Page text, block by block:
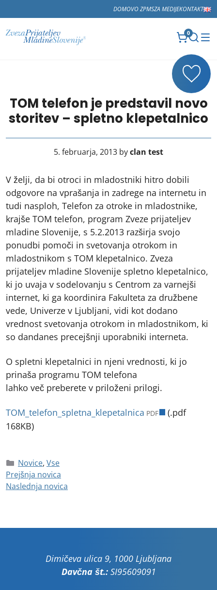
DOMOVO ZPMSZA MEDIJEKONTAKT
0
TOM telefon je predstavil novo
storitev – spletno klepetalnico
5. februarja, 2013 byclan test
V želji, da bi otroci in mladostniki hitro dobili
odgovore na vprašanja in zadrege na internetu in
tudi nasploh, Telefon za otroke in mladostnike,
krajše TOM telefon, program Zveze prijateljev
mladine Slovenije, s 5.2.2013 razširja svojo
ponudbi pomoči in svetovanja otrokom in
mladostnikom s TOM klepetalnico. Zveza
prijateljev mladine Slovenije spletno klepetalnico,
ki jo uvaja v sodelovanju s Centrom za varnejši
internet, ki ga koordinira Fakulteta za družbene
vede, Univerze v Ljubljani, vidi kot dodano
vrednost svetovanja otrokom in mladostnikom, ki
so dandanes precejšnji uporabniki interneta.
O spletni klepetalnici in njeni vrednosti, ki jo
prinaša programu TOM telefona
lahko več preberete v priloženi prilogi.
TOM_telefon_spletna_klepetalnica PDF odpre v
(.pdf
168KB)
Novice, Vse
Prejšnja novica
Naslednja novica
Dimičeva ulica 9, 1000 Ljubljana
Davčna št.:SI95609091